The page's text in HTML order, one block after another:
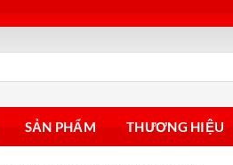
SẢN PHẨM THƯƠNG HIỆU